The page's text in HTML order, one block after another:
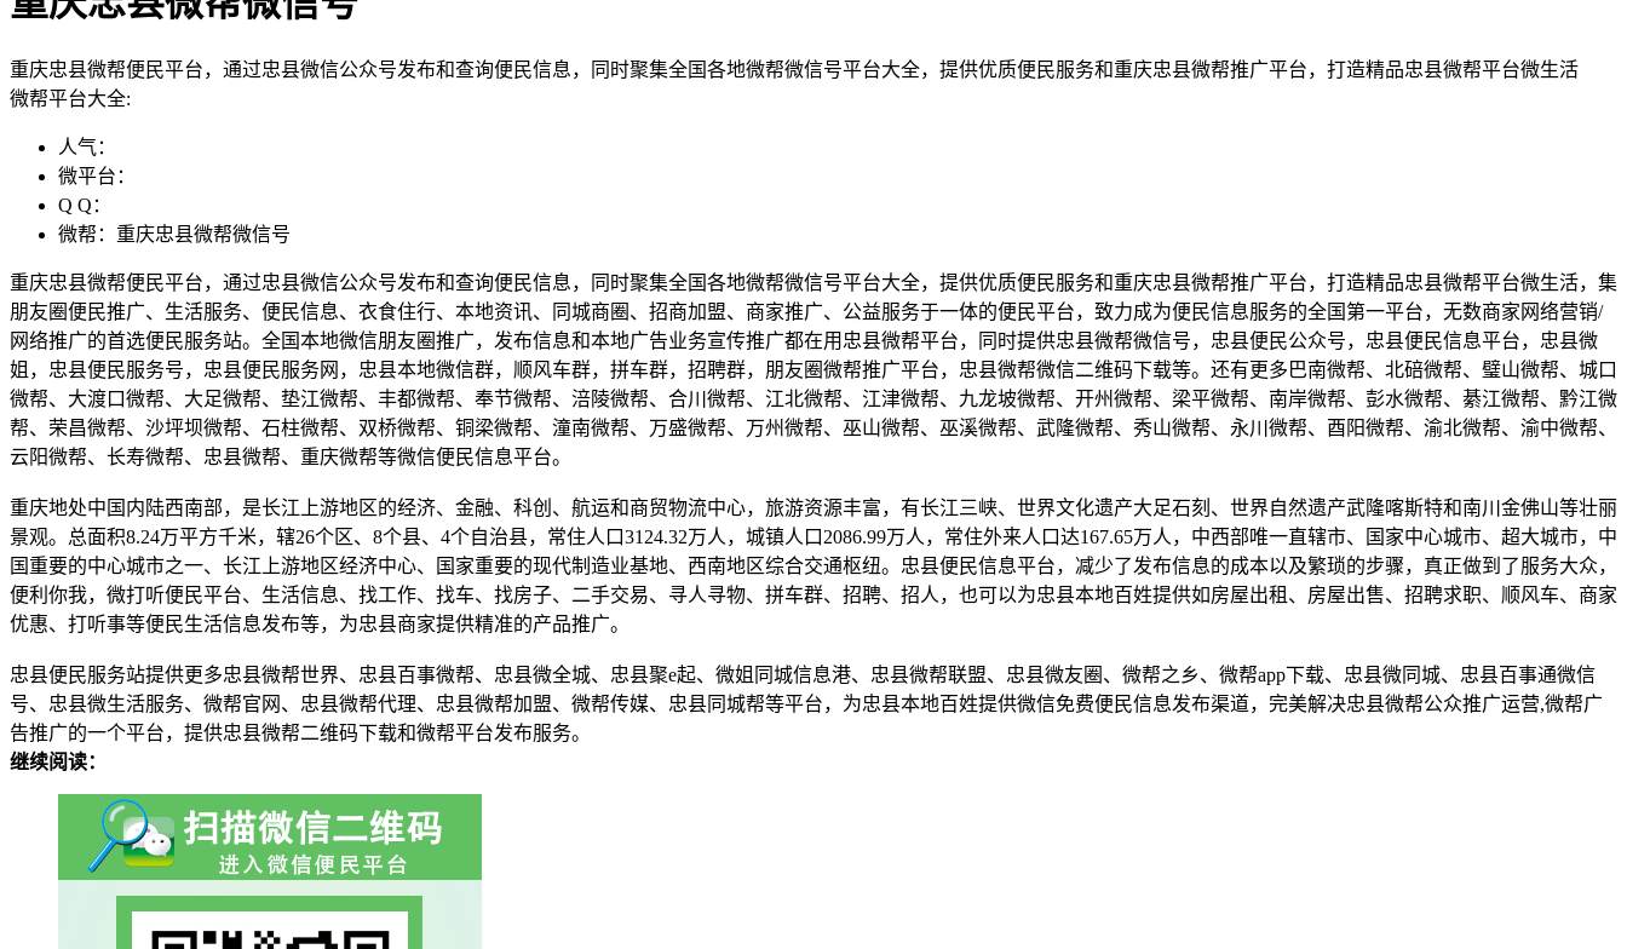
重庆忠县微帮便民平台，通过忠县微信公众号发布和查询便民信息，同时聚集全国各地微帮微信号平台大全，提供优质便民服务和重庆忠县微帮推广平台，打造精品忠县微帮平台微生活
微帮平台大全:
人气：
微平台：
Q Q：
微帮：重庆忠县微帮微信号
重庆忠县微帮便民平台，通过忠县微信公众号发布和查询便民信息，同时聚集全国各地微帮微信号平台大全，提供优质便民服务和重庆忠县微帮推广平台，打造精品忠县微帮平台微生活，集
朋友圈便民推广、生活服务、便民信息、衣食住行、本地资讯、同城商圈、招商加盟、商家推广、公益服务于一体的便民平台，致力成为便民信息服务的全国第一平台，无数商家网络营销/
网络推广的首选便民服务站。全国本地微信朋友圈推广，发布信息和本地广告业务宣传推广都在用忠县微帮平台，同时提供忠县微帮微信号，忠县便民公众号，忠县便民信息平台，忠县微
姐，忠县便民服务号，忠县便民服务网，忠县本地微信群，顺风车群，拼车群，招聘群，朋友圈微帮推广平台，忠县微帮微信二维码下载等。还有更多巴南微帮、北碚微帮、璧山微帮、城口
微帮、大渡口微帮、大足微帮、垫江微帮、丰都微帮、奉节微帮、涪陵微帮、合川微帮、江北微帮、江津微帮、九龙坡微帮、开州微帮、梁平微帮、南岸微帮、彭水微帮、綦江微帮、黔江微
帮、荣昌微帮、沙坪坝微帮、石柱微帮、双桥微帮、铜梁微帮、潼南微帮、万盛微帮、万州微帮、巫山微帮、巫溪微帮、武隆微帮、秀山微帮、永川微帮、酉阳微帮、渝北微帮、渝中微帮、
云阳微帮、长寿微帮、忠县微帮、重庆微帮等微信便民信息平台。
重庆地处中国内陆西南部，是长江上游地区的经济、金融、科创、航运和商贸物流中心，旅游资源丰富，有长江三峡、世界文化遗产大足石刻、世界自然遗产武隆喀斯特和南川金佛山等壮丽
景观。总面积8.24万平方千米，辖26个区、8个县、4个自治县，常住人口3124.32万人，城镇人口2086.99万人，常住外来人口达167.65万人，中西部唯一直辖市、国家中心城市、超大城市，中
国重要的中心城市之一、长江上游地区经济中心、国家重要的现代制造业基地、西南地区综合交通枢纽。忠县便民信息平台，减少了发布信息的成本以及繁琐的步骤，真正做到了服务大众，
便利你我，微打听便民平台、生活信息、找工作、找车、找房子、二手交易、寻人寻物、拼车群、招聘、招人，也可以为忠县本地百姓提供如房屋出租、房屋出售、招聘求职、顺风车、商家
优惠、打听事等便民生活信息发布等，为忠县商家提供精准的产品推广。
忠县便民服务站提供更多忠县微帮世界、忠县百事微帮、忠县微全城、忠县聚e起、微姐同城信息港、忠县微帮联盟、忠县微友圈、微帮之乡、微帮app下载、忠县微同城、忠县百事通微信
号、忠县微生活服务、微帮官网、忠县微帮代理、忠县微帮加盟、微帮传媒、忠县同城帮等平台，为忠县本地百姓提供微信免费便民信息发布渠道，完美解决忠县微帮公众推广运营,微帮广
告推广的一个平台，提供忠县微帮二维码下载和微帮平台发布服务。
继续阅读：